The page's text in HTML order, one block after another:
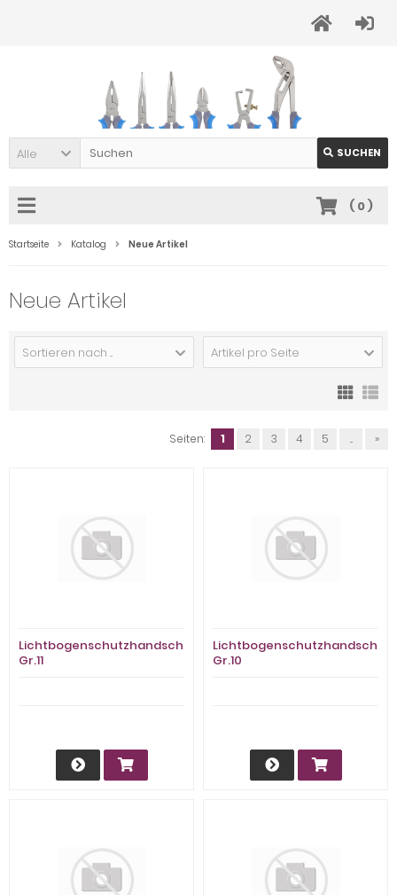
Alle SUCHEN
( 0)
Startseite Katalog Neue Artikel
Neue Artikel
Sortieren nach ... Artikel pro Seite
Seiten: 1 2 3 4 5 ... »
Lichtbogenschutzhandschuh
Gr.11
Lichtbogenschutzhandschuh
Gr.10